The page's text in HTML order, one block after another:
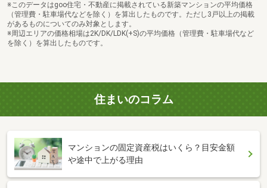
※このデータはgoo住宅・不動産に掲載されている新築マンションの平均価格
（管理費・駐車場代などを除く）を算出したものです。ただし3戸以上の掲載
があるものについてのみ対象とします。
※周辺エリアの価格相場は2K/DK/LDK(+S)の平均価格（管理費・駐車場代など
を除く）を算出したものです。
住まいのコラム
マンションの固定資産税はいくら？目安金額
や途中で上がる理由